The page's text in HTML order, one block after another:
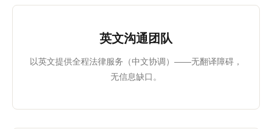
英文沟通团队
以英文提供全程法律服务（中文协调）——无翻译障碍，
无信息缺口。